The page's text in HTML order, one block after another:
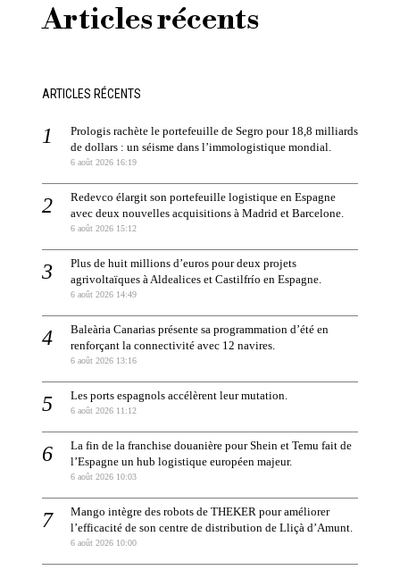
Articles récents
ARTICLES RÉCENTS
Prologis rachète le portefeuille de Segro pour 18,8 milliards
de dollars : un séisme dans l’immologistique mondial.
6 août 2026 16:19
Redevco élargit son portefeuille logistique en Espagne
avec deux nouvelles acquisitions à Madrid et Barcelone.
6 août 2026 15:12
Plus de huit millions d’euros pour deux projets
agrivoltaïques à Aldealices et Castilfrío en Espagne.
6 août 2026 14:49
Baleària Canarias présente sa programmation d’été en
renforçant la connectivité avec 12 navires.
6 août 2026 13:16
Les ports espagnols accélèrent leur mutation.
6 août 2026 11:12
La fin de la franchise douanière pour Shein et Temu fait de
l’Espagne un hub logistique européen majeur.
6 août 2026 10:03
Mango intègre des robots de THEKER pour améliorer
l’efficacité de son centre de distribution de Lliçà d’Amunt.
6 août 2026 10:00